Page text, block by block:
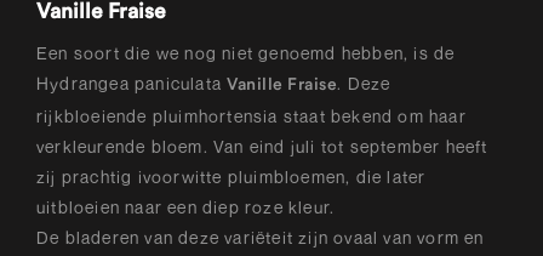
Vanille Fraise
Een soort die we nog niet genoemd hebben, is de
Hydrangea paniculataVanille Fraise. Deze
rijkbloeiende pluimhortensia staat bekend om haar
verkleurende bloem. Van eind juli tot september heeft
zij prachtig ivoorwitte pluimbloemen, die later
uitbloeien naar een diep roze kleur.
De bladeren van deze variëteit zijn ovaal van vorm en